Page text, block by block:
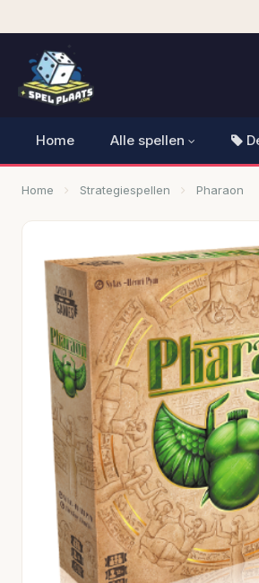
Home Alle spellen
Home Strategiespellen Pharaon